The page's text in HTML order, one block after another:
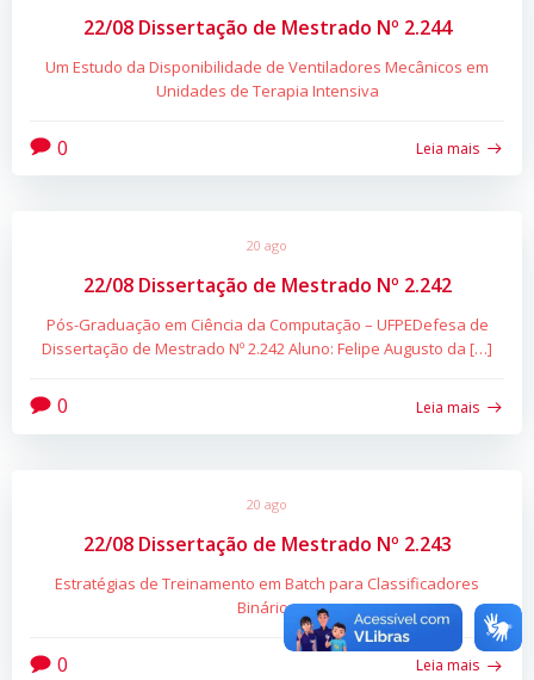
22/08 Dissertação de Mestrado Nº 2.244
Um Estudo da Disponibilidade de Ventiladores Mecânicos em
Unidades de Terapia Intensiva
0 Leia mais
20 ago
22/08 Dissertação de Mestrado Nº 2.242
Pós-Graduação em Ciência da Computação – UFPEDefesa de
Dissertação de Mestrado Nº 2.242 Aluno: Felipe Augusto da […]
0 Leia mais
20 ago
22/08 Dissertação de Mestrado Nº 2.243
Estratégias de Treinamento em Batch para Classificadores
Binários
0 Leia mais